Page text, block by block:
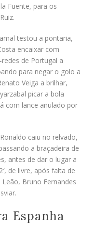
Fuente, para os
testou a pontaria,
encaixar com
de Portugal a
para negar o golo a
Veiga a brilhar,
picar a bola
com lance anulado por
caiu no relvado,
a braçadeira de
antes de dar o lugar a
de livre, após falta de
Bruno Fernandes
Espanha